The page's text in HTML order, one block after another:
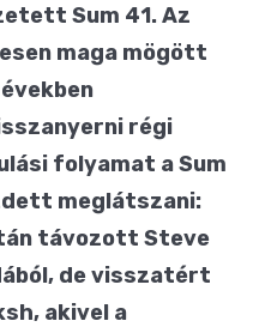
Sum 41. Az
maga mögött
régi
folyamat a Sum
meglátszani:
távozott Steve
de visszatért
akivel a